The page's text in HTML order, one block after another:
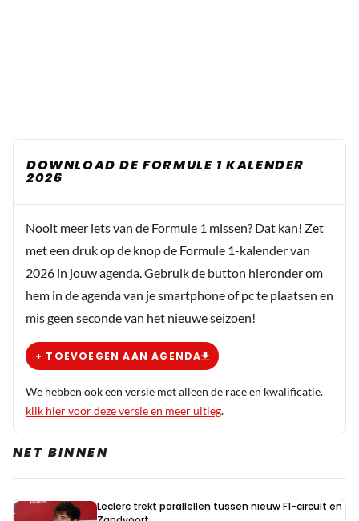
DOWNLOAD DE FORMULE 1 KALENDER
2026
Nooit meer iets van de Formule 1 missen? Dat kan! Zet
met een druk op de knop de Formule 1-kalender van
2026 in jouw agenda. Gebruik de button hieronder om
hem in de agenda van je smartphone of pc te plaatsen en
mis geen seconde van het nieuwe seizoen!
+ TOEVOEGEN AAN AGENDA
We hebben ook een versie met alleen de race en kwalificatie.
klik hier voor deze versie en meer uitleg.
NET BINNEN
Leclerc trekt parallellen tussen nieuw F1-circuit en